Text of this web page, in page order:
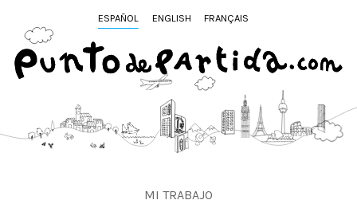
ESPAÑOL ENGLISH FRANÇAIS
MI TRABAJO